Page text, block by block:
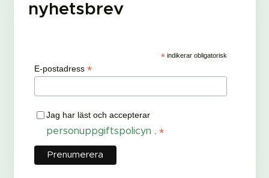
nyhetsbrev
* indikerar obligatorisk
E-postadress *
Jag har läst och accepterar
personuppgiftspolicyn
*